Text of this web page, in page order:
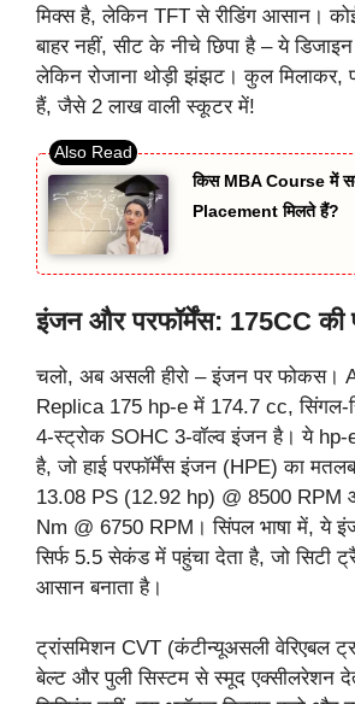
मिक्स है, लेकिन TFT से रीडिंग आसान।
बाहर नहीं, सीट के नीचे छिपा है – ये
लेकिन रोजाना थोड़ी झंझट। कुल मिलाकर,
हैं, जैसे 2 लाख वाली स्कूटर में!
किस MBA Course में
Placement मिलते हैं?
इंजन और परफॉर्मेंस: 175CC की
चलो, अब असली हीरो – इंजन पर फोकस।
Replica 175 hp-e में 174.7 cc, सिंगल-
4-स्ट्रोक SOHC 3-वॉल्व इंजन है। ये hp-
है, जो हाई परफॉर्मेंस इंजन (HPE) का
13.08 PS (12.92 hp) @ 8500 RPM
Nm @ 6750 RPM। सिंपल भाषा में, ये
सिर्फ 5.5 सेकंड में पहुंचा देता है, जो सिटी
आसान बनाता है।
ट्रांसमिशन CVT (कंटीन्यूअसली वेरिएबल
बेल्ट और पुली सिस्टम से स्मूद एक्सीलरेशन